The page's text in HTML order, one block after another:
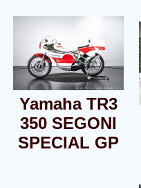
Yamaha TR3
350 SEGONI
SPECIAL GP